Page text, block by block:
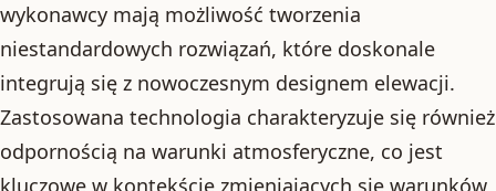
wykonawcy mają możliwość tworzenia
niestandardowych rozwiązań, które doskonale
integrują się z nowoczesnym designem elewacji.
Zastosowana technologia charakteryzuje się również
odpornością na warunki atmosferyczne, co jest
kluczowe w kontekście zmieniających się warunków